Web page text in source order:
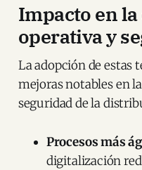
Impacto en
operativa y
La adopción de estas
mejoras notables en
seguridad de la
Procesos más
digitalización